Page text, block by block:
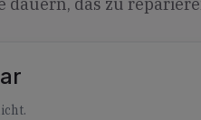
dauern, das zu